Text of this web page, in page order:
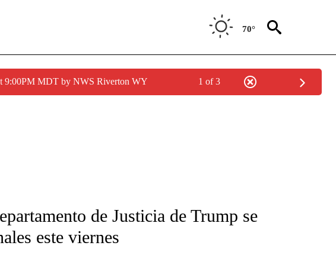
70°
9:00PM MDT by NWS Riverton WY 1 of 3
TO RECEIVE NOTIFICATIONS ABOUT NEW PAGES ON "CNN-SPANISH".
de Justicia de Trump se
este viernes